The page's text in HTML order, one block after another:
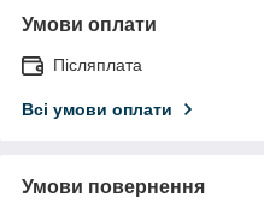
Умови оплати
Післяплата
Всі умови оплати
Умови повернення